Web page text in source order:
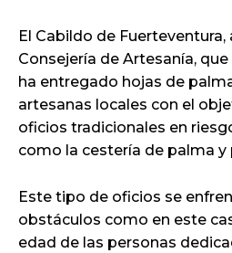
El Cabildo de Fuerteventura,
Consejería de Artesanía,
ha entregado hojas de
artesanas locales con el
oficios tradicionales en
como la cestería de palma y
Este tipo de oficios se
obstáculos como en este
edad de las personas